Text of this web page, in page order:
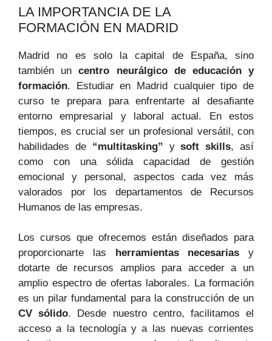
LA IMPORTANCIA DE LA
FORMACIÓN EN⁣ MADRID
Madrid ⁣no es ⁢solo la‍ capital de España, sino
también uncentro neurálgico⁢ de educación y
formación. Estudiar ‌en ​Madrid cualquier tipo ‌de
curso te prepara para enfrentarte ‌al desafiante
entorno empresarial y ​laboral actual. En ‌estos
tiempos, es crucial ‍ser un profesional versátil,⁣ con
habilidades de “multitasking” ysoft skills, así
como con una sólida capacidad ⁣de gestión
emocional y personal, aspectos cada⁢ vez​ más
valorados por los departamentos de Recursos‍
Humanos de las empresas.
Los cursos que ofrecemos ⁤están diseñados para
⁢proporcionarte las
herramientas necesarias y
dotarte de recursos ⁣amplios para acceder ​a ⁤un
amplio espectro de ofertas laborales. La formación
es un pilar fundamental‌ para ⁤la⁢ construcción​ de un
CV sólido. Desde nuestro ‍centro, ‍facilitamos el
‌acceso a la tecnología⁣ y a las nuevas corrientes